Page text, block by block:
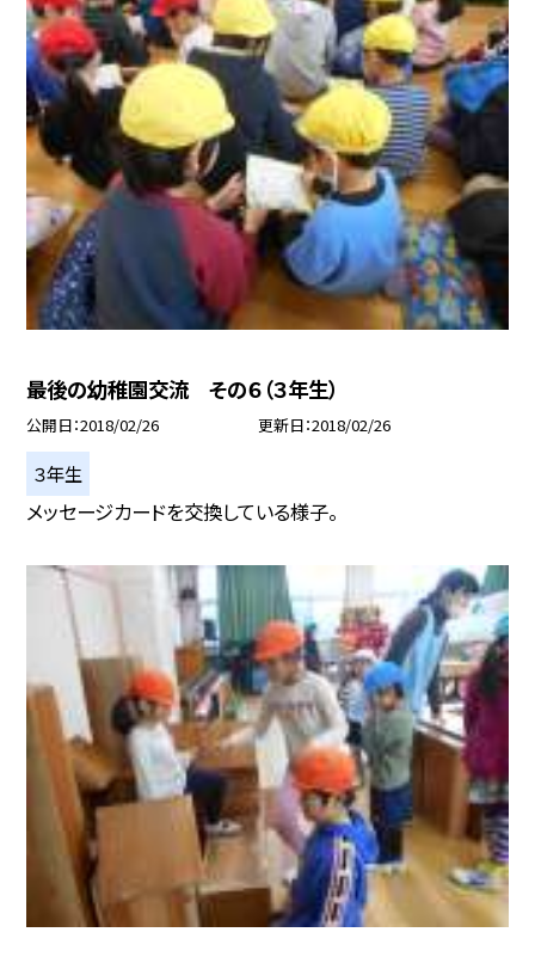
最後の幼稚園交流 その６（３年生）
公開日 2018/02/26 更新日 2018/02/26
３年生
メッセージカードを交換している様子。